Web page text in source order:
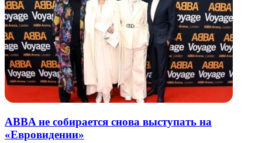
ABBA не собирается снова выступать на
«Евровидении»